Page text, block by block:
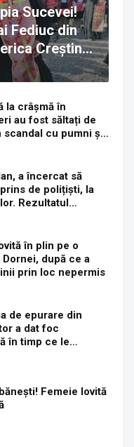
Sucevei!
Fediuc din
Creștină
anunță
canonică
la crâșmă în
au fost săltați de
scandal cu pumni și
a încercat să
de polițiști, la
Rezultatul
mg/l alcool pur în
în plin pe o
după ce a
prin loc nepermis
de epurare din
a dat foc
în timp ce le
Femeie lovită